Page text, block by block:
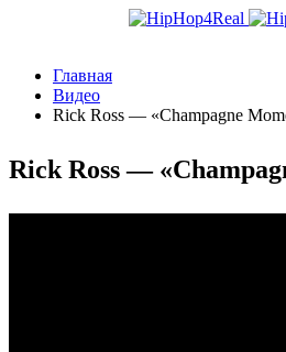
Главная
Видео
Rick Ross — «Champagne
Rick Ross —